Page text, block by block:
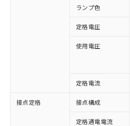
ランプ色
定格電圧
使用電圧
定格電流
接点定格 接点構成
定格通電電流
ご利用条件
対応済み：EU RoHS指
非含有に対応した製品が提
対応予定：EU RoHS指令（
有に対応した製品に切り替